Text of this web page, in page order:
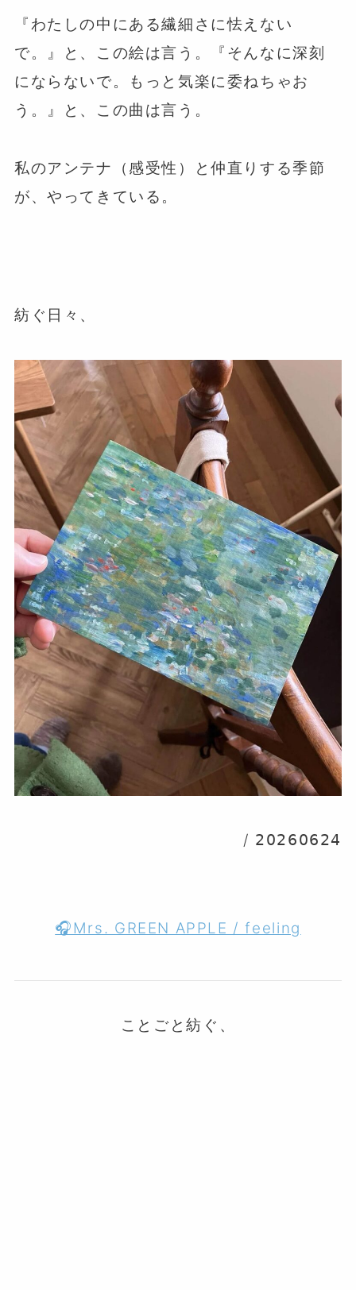
『わたしの中にある繊細さに怯えない
で。』と、この絵は言う。『そんなに深刻
にならないで。もっと気楽に委ねちゃお
う。』と、この曲は言う。
私のアンテナ（感受性）と仲直りする季節
が、やってきている。
紡ぐ日々、
/ 𝟤𝟢𝟤𝟨𝟢𝟨𝟤𝟦
🎧Mrs. GREEN APPLE / feeling
ことごと紡ぐ、